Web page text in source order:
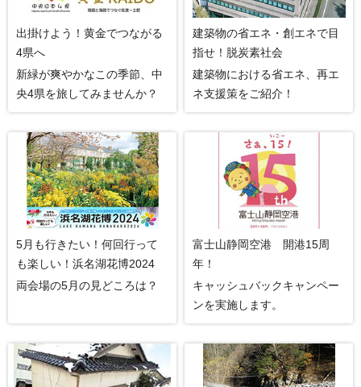
出掛けよう！黄金でつながる
4県へ
新緑が爽やかなこの季節、中
央4県を旅してみませんか？
建築物の省エネ・創エネで目
指せ！脱炭素社会
建築物における省エネ、再エ
ネ支援策をご紹介！
5月も行きたい！何回行って
も楽しい！浜名湖花博2024
両会場の5月の見どころは？
富士山静岡空港 開港15周
年！
キャッシュバックキャンペー
ンを実施します。